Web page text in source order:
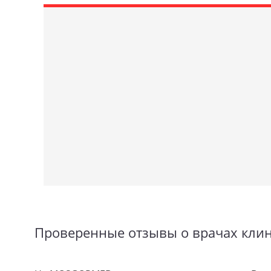
Проверенные отзывы о врачах